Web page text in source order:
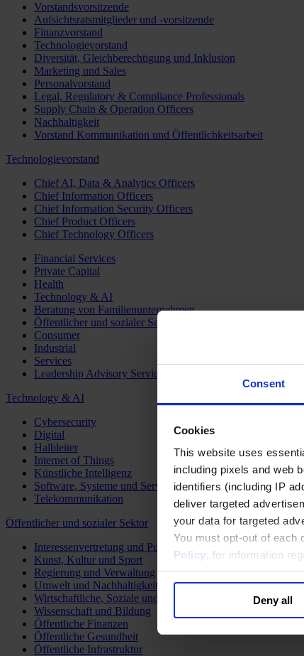
Consent
Cookies
This website uses
including pixels and web
identifiers (including IP
deliver targeted
your data for targeted
You must opt-out of each
Policy; for information
Deny all
Vorstandsvorsitzende
Aufsichtsratsmitglieder und -vorsitzende
Finanzvorstand
Technologievorstand
Diversität, Gleichberechtigung und Inklusion
Marketing und Sales
Personalvorstand
Legal, Regulatory & Compliance Professionals
Supply Chain & Operation Officers
Nachhaltigkeit
Vorstand Kommunikation und Öffentlichkeitsarbeit
Technologievorstand
Chief AI, Data & Analytics Officers
Chief Information Officers
Chief Information Security Officers
Chief Product Officers
Chief Technology Officers
Financial Services
Private Capital
Health
Technology & AI
Beratung von Familienunternehmen
Öffentlicher und sozialer Sektor
Consumer
Industrial
Services
Leadership Advisory Services
Technology & AI
Cybersecurity
Digital
Halbleiter
Internet of Things
Künstliche Intelligenz
Software, Systeme und Services
Telekommunikation
Öffentlicher und sozialer Sektor
Interessenvertretung und Public Affairs
Kunst, Kultur und Sport
Regierung und Verwaltung
Umwelt und Nachhaltigkeit
Wirtschaftliche, Soziale und Humanitäre Entwicklung
Wissenschaft und Bildung
Öffentliche Finanzen
Öffentliche Gesundheit
Öffentliche Infrastruktur